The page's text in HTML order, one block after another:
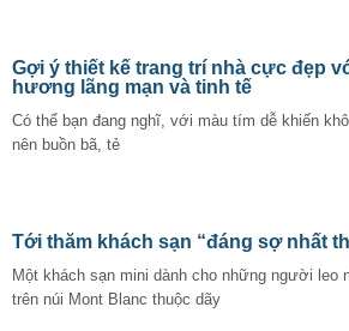
Gợi ý thiết kế trang trí nhà cực đẹp
hương lãng mạn và tinh tế
Có thể bạn đang nghĩ, với màu tím dễ khiến
nên buồn bã, tẻ
Tới thăm khách sạn “đáng sợ nhất
Một khách sạn mini dành cho những người leo
trên núi Mont Blanc thuộc dãy